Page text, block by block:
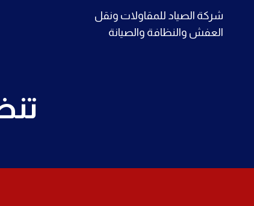
شركة الصياد للمقاولات ونقل
العفش والنظافة والصيانة